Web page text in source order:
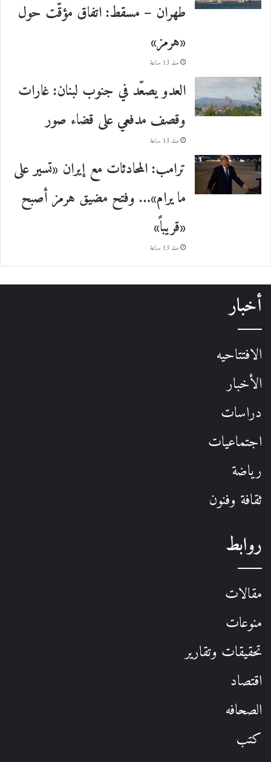
طهران – مسقط: اتفاق مؤقّت حول
«هرمز»
منذ 13 ساعة
العدو يصعّد في جنوب لبنان: غارات
وقصف مدفعي على قضاء صور
منذ 13 ساعة
ترامب: المحادثات مع إيران «تسير على
ما يرام»… وفتح مضيق هرمز أصبح
«قريباً»
منذ 13 ساعة
أخبار
الافتتاحيه
الأخبار
دراسات
اجتماعيات
رياضة
ثقافة وفنون
روابط
مقالات
منوعات
تحقيقات وتقارير
اقتصاد
الصحافه
كتب